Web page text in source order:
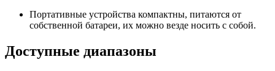
Портативные устройства компактны, питаются от
собственной батареи, их можно везде носить с собой.
Доступные диапазоны